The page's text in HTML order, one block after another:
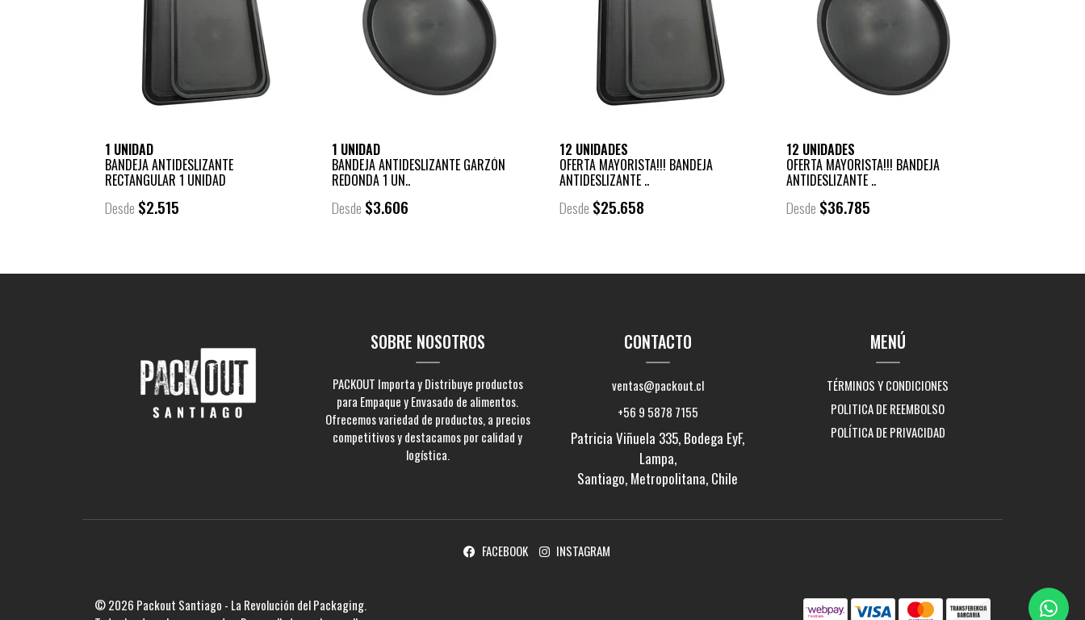
1 UNIDAD
BANDEJA ANTIDESLIZANTE
RECTANGULAR 1 UNIDAD
Desde $2.515
1 UNIDAD
BANDEJA ANTIDESLIZANTE GARZÓN
REDONDA 1 UN..
Desde $3.606
12 UNIDADES
OFERTA MAYORISTA!!! BANDEJA
ANTIDESLIZANTE ..
Desde $25.658
12 UNIDADES
OFERTA MAYORISTA!!! BANDEJA
ANTIDESLIZANTE ..
Desde $36.785
SOBRE NOSOTROS
PACKOUT Importa y Distribuye productos
para Empaque y Envasado de alimentos.
Ofrecemos variedad de productos, a precios
competitivos y destacamos por calidad y
logística.
CONTACTO
ventas@packout.cl
+56 9 5878 7155
Patricia Viñuela 335, Bodega EyF,
Lampa,
Santiago, Metropolitana, Chile
MENÚ
TÉRMINOS Y CONDICIONES
POLITICA DE REEMBOLSO
POLÍTICA DE PRIVACIDAD
FACEBOOK INSTAGRAM
© 2026 Packout Santiago - La Revolución del Packaging.